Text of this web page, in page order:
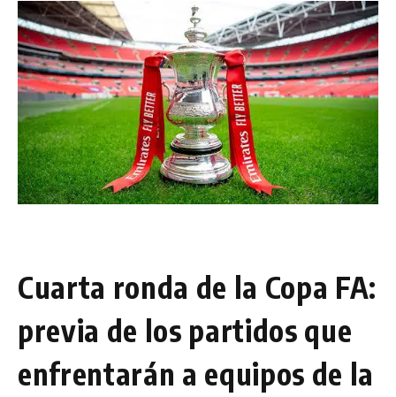
Cuarta ronda de la Copa FA:
previa de los partidos que
enfrentarán a equipos de la